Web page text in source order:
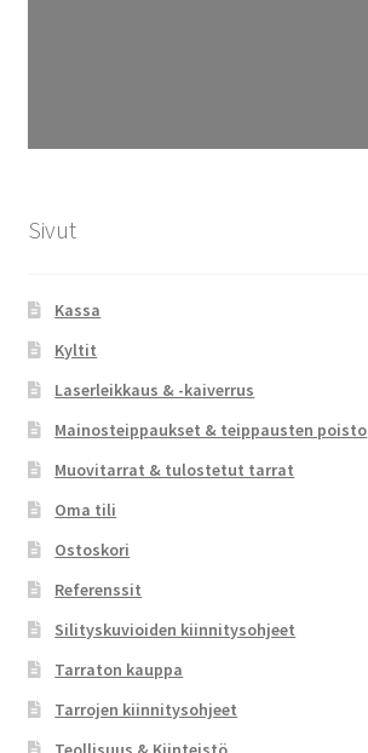
Sivut
Kassa
Kyltit
Laserleikkaus & -kaiverrus
Mainosteippaukset & teippausten poisto
Muovitarrat & tulostetut tarrat
Oma tili
Ostoskori
Referenssit
Silityskuvioiden kiinnitysohjeet
Tarraton kauppa
Tarrojen kiinnitysohjeet